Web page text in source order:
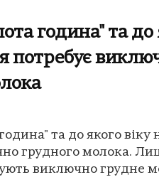
година" та до
потребує
та до якого віку
грудного молока.
виключно грудне